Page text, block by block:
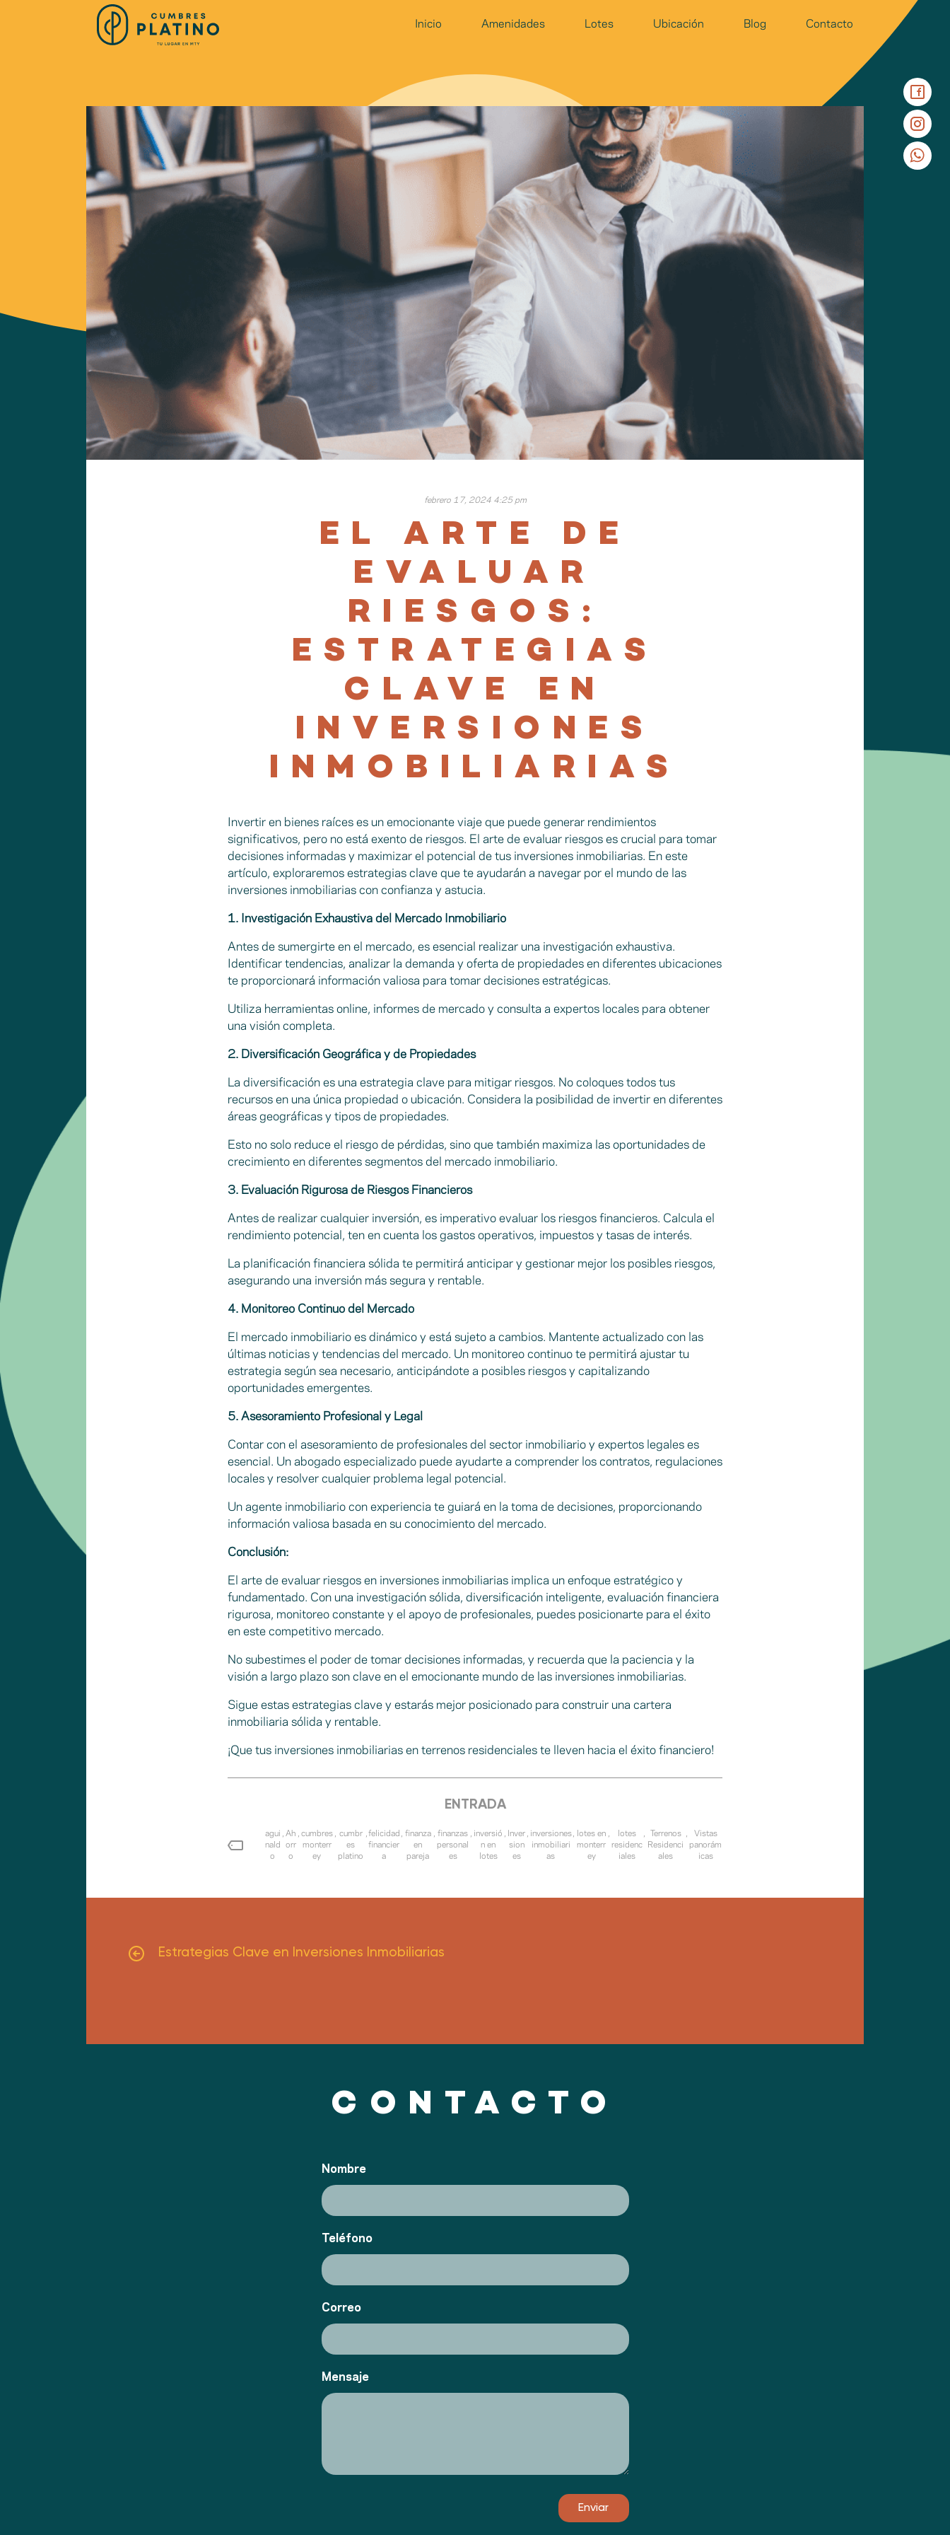
Inicio Amenidades Lotes Ubicación Blog Contacto
febrero 17, 2024 4:25 pm
EL ARTE DE
EVALUAR
RIESGOS:
ESTRATEGIAS
CLAVE EN
INVERSIONES
INMOBILIARIAS
Invertir en bienes raíces es un emocionante viaje que puede generar rendimientos
significativos, pero no está exento de riesgos. El arte de evaluar riesgos es crucial para tomar
decisiones informadas y maximizar el potencial de tus inversiones inmobiliarias. En este
artículo, exploraremos estrategias clave que te ayudarán a navegar por el mundo de las
inversiones inmobiliarias con confianza y astucia.
1. Investigación Exhaustiva del Mercado Inmobiliario
Antes de sumergirte en el mercado, es esencial realizar una investigación exhaustiva.
Identificar tendencias, analizar la demanda y oferta de propiedades en diferentes ubicaciones
te proporcionará información valiosa para tomar decisiones estratégicas.
Utiliza herramientas online, informes de mercado y consulta a expertos locales para obtener
una visión completa.
2. Diversificación Geográfica y de Propiedades
La diversificación es una estrategia clave para mitigar riesgos. No coloques todos tus
recursos en una única propiedad o ubicación. Considera la posibilidad de invertir en diferentes
áreas geográficas y tipos de propiedades.
Esto no solo reduce el riesgo de pérdidas, sino que también maximiza las oportunidades de
crecimiento en diferentes segmentos del mercado inmobiliario.
3. Evaluación Rigurosa de Riesgos Financieros
Antes de realizar cualquier inversión, es imperativo evaluar los riesgos financieros. Calcula el
rendimiento potencial, ten en cuenta los gastos operativos, impuestos y tasas de interés.
La planificación financiera sólida te permitirá anticipar y gestionar mejor los posibles riesgos,
asegurando una inversión más segura y rentable.
4. Monitoreo Continuo del Mercado
El mercado inmobiliario es dinámico y está sujeto a cambios. Mantente actualizado con las
últimas noticias y tendencias del mercado. Un monitoreo continuo te permitirá ajustar tu
estrategia según sea necesario, anticipándote a posibles riesgos y capitalizando
oportunidades emergentes.
5. Asesoramiento Profesional y Legal
Contar con el asesoramiento de profesionales del sector inmobiliario y expertos legales es
esencial. Un abogado especializado puede ayudarte a comprender los contratos, regulaciones
locales y resolver cualquier problema legal potencial.
Un agente inmobiliario con experiencia te guiará en la toma de decisiones, proporcionando
información valiosa basada en su conocimiento del mercado.
Conclusión:
El arte de evaluar riesgos en inversiones inmobiliarias implica un enfoque estratégico y
fundamentado. Con una investigación sólida, diversificación inteligente, evaluación financiera
rigurosa, monitoreo constante y el apoyo de profesionales, puedes posicionarte para el éxito
en este competitivo mercado.
No subestimes el poder de tomar decisiones informadas, y recuerda que la paciencia y la
visión a largo plazo son clave en el emocionante mundo de las inversiones inmobiliarias.
Sigue estas estrategias clave y estarás mejor posicionado para construir una cartera
inmobiliaria sólida y rentable.
¡Que tus inversiones inmobiliarias en terrenos residenciales te lleven hacia el éxito financiero!
ENTRADA
agui
nald
o
Ah
orr
o
cumbres
monterr
ey
cumbr
es
platino
felicidad
financier
a
finanza
en
pareja
finanzas
personal
es
inversió
n en
lotes
Inver
sion
es
inversiones
inmobiliari
as
lotes en
monterr
ey
lotes
residenc
iales
Terrenos
Residenci
ales
Vistas
panorám
icas
Estrategias Clave en Inversiones Inmobiliarias
CONTACTO
Nombre
Teléfono
Correo
Mensaje